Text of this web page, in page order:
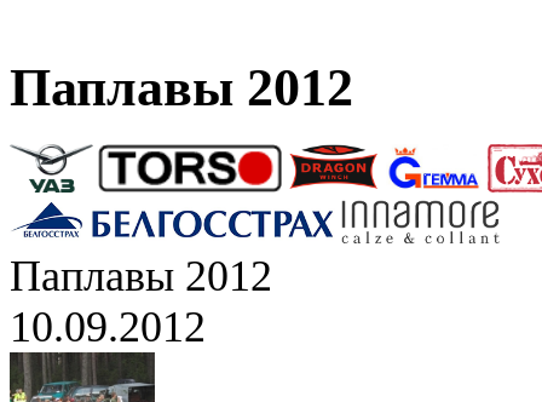
Паплавы 2012
Паплавы 2012
10.09.2012